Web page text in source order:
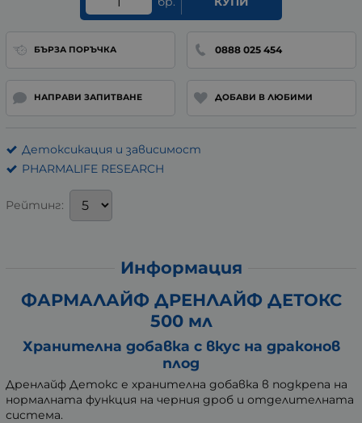
БЪРЗА ПОРЪЧКА 0888 025 454
НАПРАВИ ЗАПИТВАНЕ ДОБАВИ В ЛЮБИМИ
Детоксикация и зависимост
PHARMALIFE RESEARCH
Рейтинг:
Информация
ФАРМАЛАЙФ ДРЕНЛАЙФ ДЕТОКС
500 мл
Хранителна добавка с вкус на драконов
плод
Дренлайф Детокс е хранителна добавка в подкрепа на
нормалната функция на черния дроб и отделителната
система.